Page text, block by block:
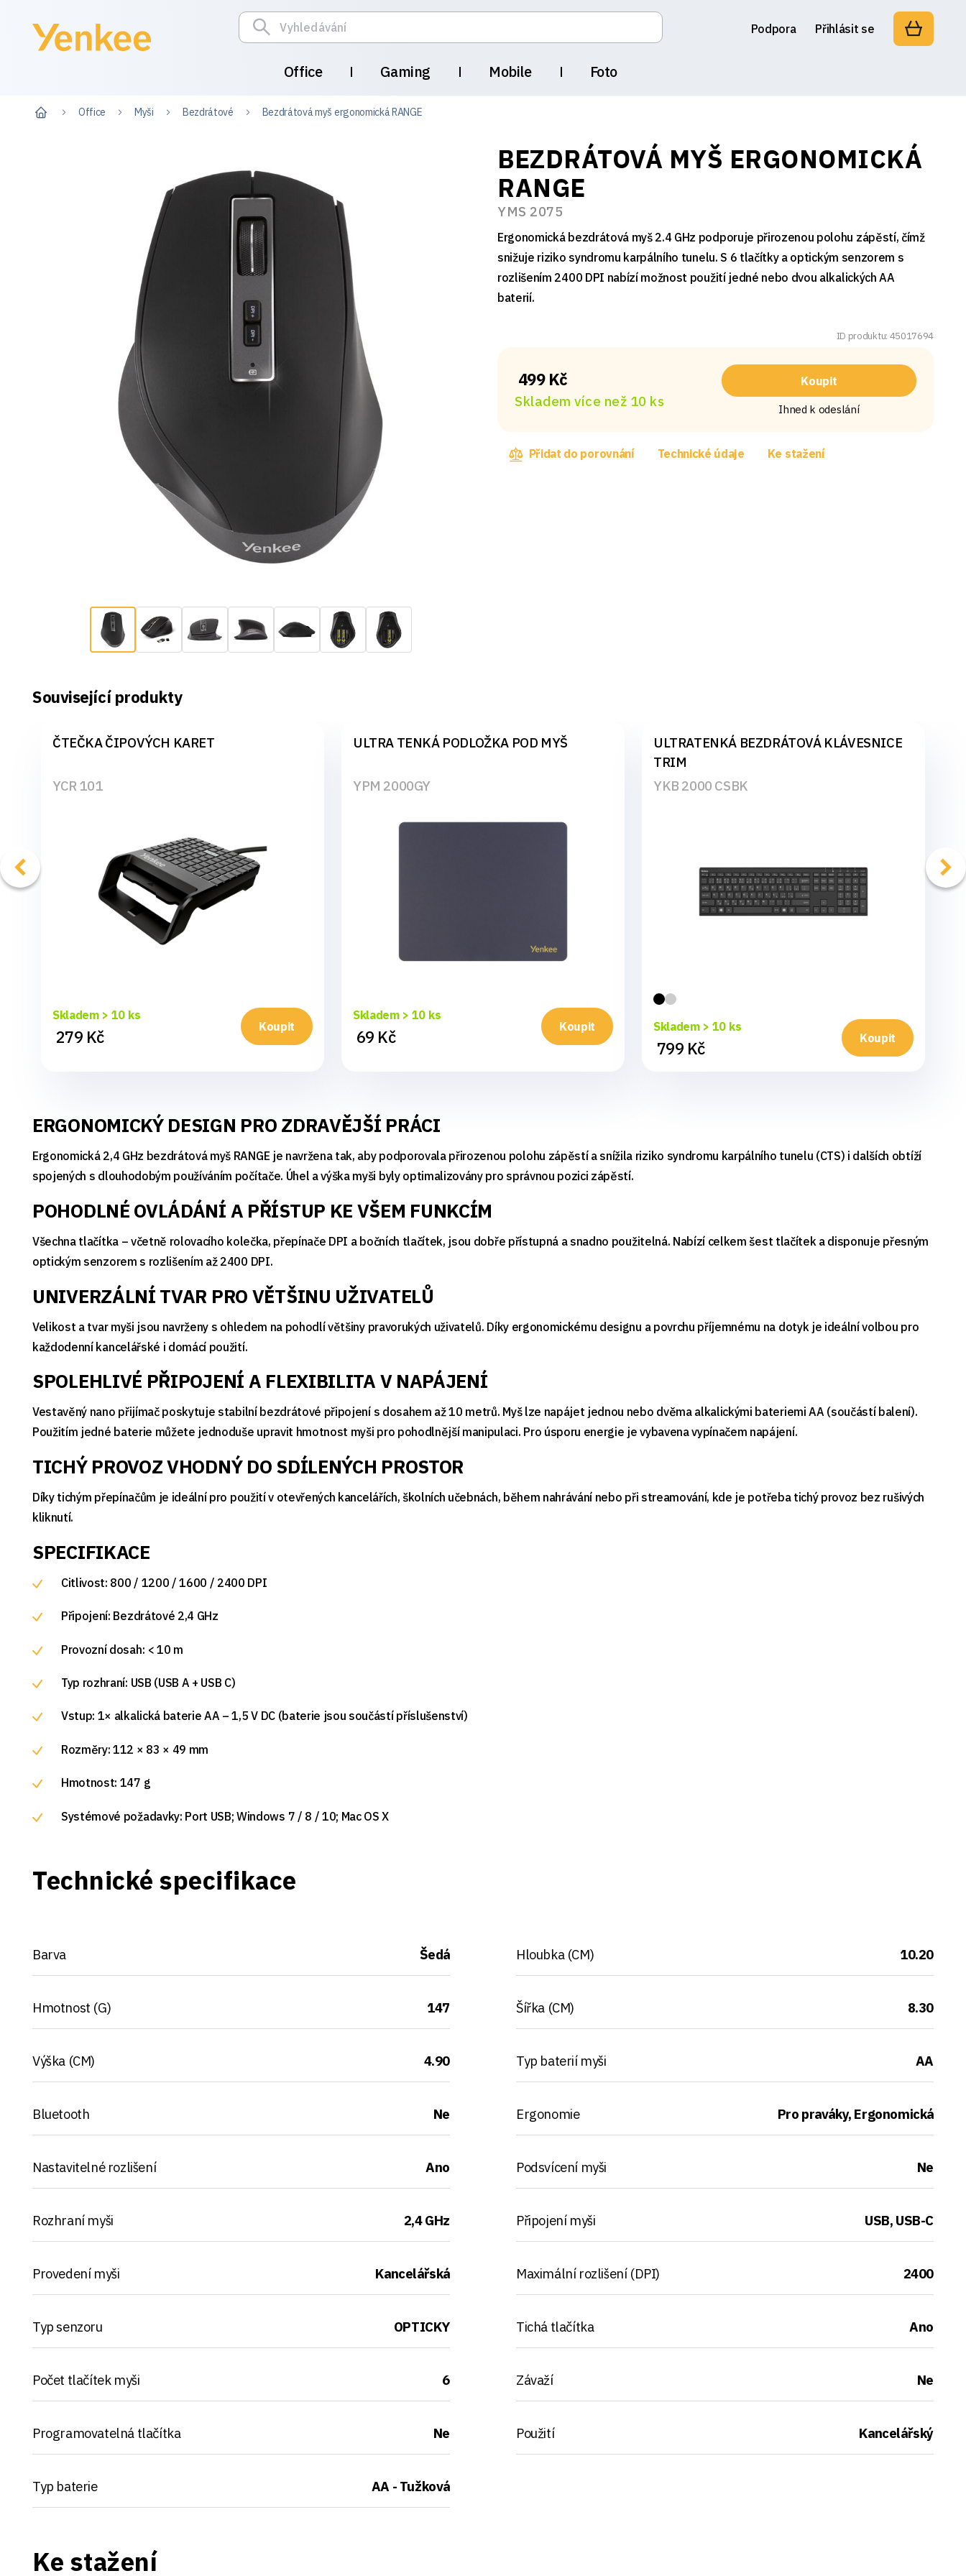
Office Gaming Mobile Foto
Podpora Přihlásit se
Office Myši Bezdrátové Bezdrátová myš ergonomická RANGE
BEZDRÁTOVÁ MYŠ ERGONOMICKÁ
RANGE
YMS 2075
Ergonomická bezdrátová myš 2.4 GHz podporuje přirozenou polohu zápěstí, čímž
snižuje riziko syndromu karpálního tunelu. S 6 tlačítky a optickým senzorem s
rozlišením 2400 DPI nabízí možnost použití jedné nebo dvou alkalických AA
baterií.
ID produktu: 45017694
499 Kč
Skladem více než 10 ks
Koupit
Ihned k odeslání
Přidat do porovnání Technické údaje Ke stažení
Související produkty
ČTEČKA ČIPOVÝCH KARET
YCR 101
Skladem > 10 ks
279 Kč Koupit
ULTRA TENKÁ PODLOŽKA POD MYŠ
YPM 2000GY
Skladem > 10 ks
69 Kč Koupit
ULTRATENKÁ BEZDRÁTOVÁ KLÁVESNICE
TRIM
YKB 2000 CSBK
Skladem > 10 ks
799 Kč Koupit
ERGONOMICKÝ DESIGN PRO ZDRAVĚJŠÍ PRÁCI
Ergonomická 2,4 GHz bezdrátová myš RANGE je navržena tak, aby podporovala přirozenou polohu zápěstí a snížila riziko syndromu karpálního tunelu (CTS) i dalších obtíží
spojených s dlouhodobým používáním počítače. Úhel a výška myši byly optimalizovány pro správnou pozici zápěstí.
POHODLNÉ OVLÁDÁNÍ A PŘÍSTUP KE VŠEM FUNKCÍM
Všechna tlačítka – včetně rolovacího kolečka, přepínače DPI a bočních tlačítek, jsou dobře přístupná a snadno použitelná. Nabízí celkem šest tlačítek a disponuje přesným
optickým senzorem s rozlišením až 2400 DPI.
UNIVERZÁLNÍ TVAR PRO VĚTŠINU UŽIVATELŮ
Velikost a tvar myši jsou navrženy s ohledem na pohodlí většiny pravorukých uživatelů. Díky ergonomickému designu a povrchu příjemnému na dotyk je ideální volbou pro
každodenní kancelářské i domácí použití.
SPOLEHLIVÉ PŘIPOJENÍ A FLEXIBILITA V NAPÁJENÍ
Vestavěný nano přijímač poskytuje stabilní bezdrátové připojení s dosahem až 10 metrů. Myš lze napájet jednou nebo dvěma alkalickými bateriemi AA (součástí balení).
Použitím jedné baterie můžete jednoduše upravit hmotnost myši pro pohodlnější manipulaci. Pro úsporu energie je vybavena vypínačem napájení.
TICHÝ PROVOZ VHODNÝ DO SDÍLENÝCH PROSTOR
Díky tichým přepínačům je ideální pro použití v otevřených kancelářích, školních učebnách, během nahrávání nebo při streamování, kde je potřeba tichý provoz bez rušivých
kliknutí.
SPECIFIKACE
Citlivost: 800 / 1200 / 1600 / 2400 DPI
Připojení: Bezdrátové 2,4 GHz
Provozní dosah: < 10 m
Typ rozhraní: USB (USB A + USB C)
Vstup: 1× alkalická baterie AA – 1,5 V DC (baterie jsou součástí příslušenství)
Rozměry: 112 × 83 × 49 mm
Hmotnost: 147 g
Systémové požadavky: Port USB; Windows 7 / 8 / 10; Mac OS X
Technické specifikace
Barva Šedá Hloubka (CM) 10.20
Hmotnost (G) 147 Šířka (CM) 8.30
Výška (CM) 4.90 Typ baterií myši AA
Bluetooth Ne Ergonomie Pro praváky, Ergonomická
Nastavitelné rozlišení Ano Podsvícení myši Ne
Rozhraní myši 2,4 GHz Připojení myši USB, USB-C
Provedení myši Kancelářská Maximální rozlišení (DPI) 2400
Typ senzoru OPTICKY Tichá tlačítka Ano
Počet tlačítek myši 6 Závaží Ne
Programovatelná tlačítka Ne Použití Kancelářský
Typ baterie AA - Tužková
Ke stažení